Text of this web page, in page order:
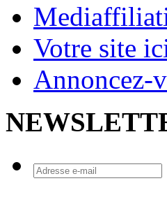
Votre site
Annoncez-